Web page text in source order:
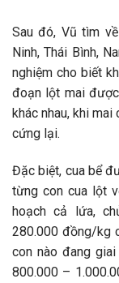
Sau đó, Vũ tìm
Ninh, Thái Bình,
nghiệm cho biết
đoạn lột mai
khác nhau, khi
cứng lại.
Đặc biệt, cua bể
từng con cua lột
hoạch cả lứa,
280.000 đồng/kg
con nào đang
800.000 –